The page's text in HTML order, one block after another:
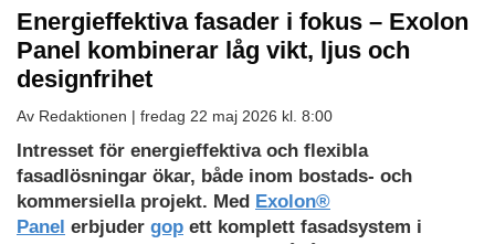
Energieffektiva fasader i fokus – Exolon
Panel kombinerar låg vikt, ljus och
designfrihet
Av Redaktionen | fredag 22 maj 2026 kl. 8:00
Intresset för energieffektiva och flexibla
fasadlösningar ökar, både inom bostads- och
kommersiella projekt. Med Exolon®
Panel erbjuder gop ett komplett fasadsystem i